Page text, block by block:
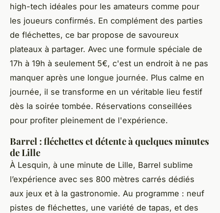
high-tech idéales pour les amateurs comme pour
les joueurs confirmés. En complément des parties
de fléchettes, ce bar propose de savoureux
plateaux à partager. Avec une formule spéciale de
17h à 19h à seulement 5€, c'est un endroit à ne pas
manquer après une longue journée. Plus calme en
journée, il se transforme en un véritable lieu festif
dès la soirée tombée. Réservations conseillées
pour profiter pleinement de l'expérience.
Barrel : fléchettes et détente à quelques minutes
de Lille
À Lesquin, à une minute de Lille, Barrel sublime
l’expérience avec ses 800 mètres carrés dédiés
aux jeux et à la gastronomie. Au programme : neuf
pistes de fléchettes, une variété de tapas, et des